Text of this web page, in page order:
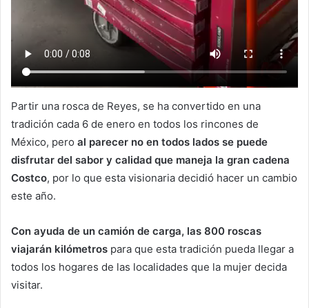
Partir una rosca de Reyes, se ha convertido en una
tradición cada 6 de enero en todos los rincones de
México, pero al parecer no en todos lados se puede
disfrutar del sabor y calidad que maneja la gran cadena
Costco, por lo que esta visionaria decidió hacer un cambio
este año.
Con ayuda de un camión de carga, las 800 roscas
viajarán kilómetros para que esta tradición pueda llegar a
todos los hogares de las localidades que la mujer decida
visitar.